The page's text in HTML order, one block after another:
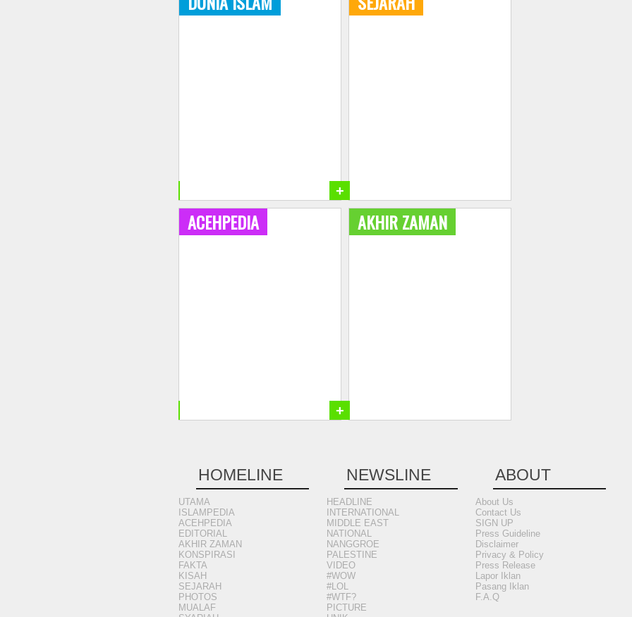
+
ACEHPEDIA AKHIR ZAMAN
+
HOMELINE
UTAMA
ISLAMPEDIA
ACEHPEDIA
EDITORIAL
AKHIR ZAMAN
KONSPIRASI
FAKTA
KISAH
SEJARAH
PHOTOS
MUALAF
NEWSLINE
HEADLINE
INTERNATIONAL
MIDDLE EAST
NATIONAL
NANGGROE
PALESTINE
VIDEO
#WOW
#LOL
#WTF?
PICTURE
ABOUT
About Us
Contact Us
SIGN UP
Press Guideline
Disclaimer
Privacy & Policy
Press Release
Lapor Iklan
Pasang Iklan
F.A.Q